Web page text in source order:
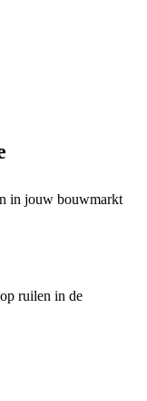
in jouw bouwmarkt
ruilen in de